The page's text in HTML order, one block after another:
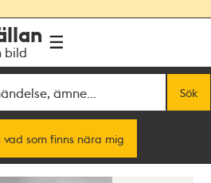
bild
Sök
vad som finns nära mig